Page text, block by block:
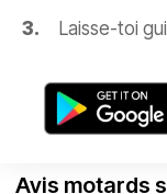
Laisse-toi
Avis motards